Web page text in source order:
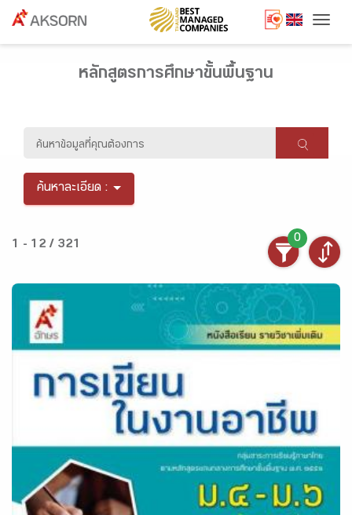
หลักสูตรการศึกษาขั้นพื้นฐาน
ค้นหาละเอียด :
1 - 12 / 321
0